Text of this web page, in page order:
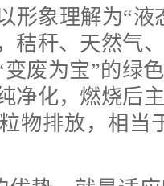
象理解为“液
秸秆、天然气
废为宝”的绿
净化，燃烧后
物排放，相当